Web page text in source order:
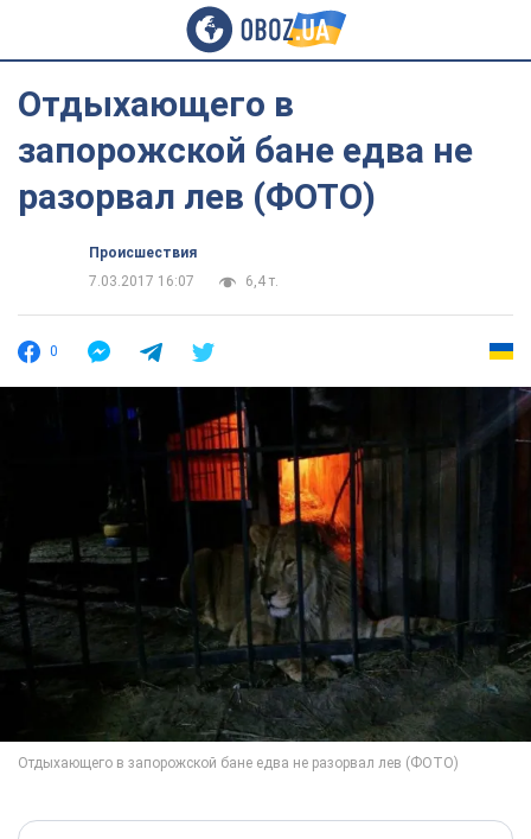
Отдыхающего в
запорожской бане едва не
разорвал лев (ФОТО)
Происшествия
7.03.2017 16:07
6,4 т.
0